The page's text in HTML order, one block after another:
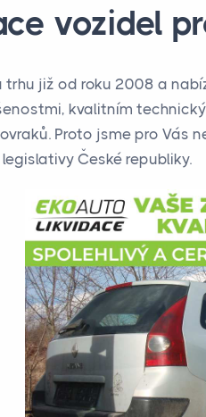
vozidel
trhu již od roku 2008 a
kvalitním
Proto jsme pro Vás
České republiky.